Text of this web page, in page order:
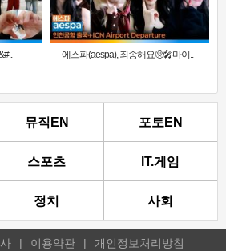
에스파(aespa), 죄송해요🥺🎤마이..
뮤직EN 포토EN
스포츠 IT.게임
정치 사회
| 이용약관 | 개인정보처리방침